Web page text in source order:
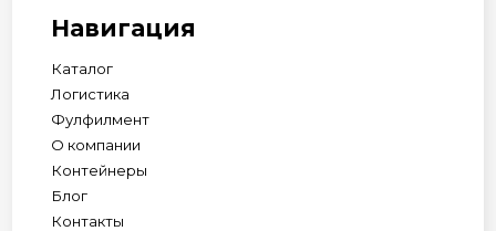
Навигация
Каталог
Логистика
Фулфилмент
О компании
Контейнеры
Блог
Контакты